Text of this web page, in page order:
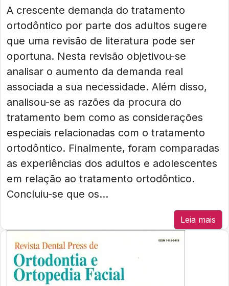
A crescente demanda do tratamento
ortodôntico por parte dos adultos sugere
que uma revisão de literatura pode ser
oportuna. Nesta revisão objetivou-se
analisar o aumento da demanda real
associada a sua necessidade. Além disso,
analisou-se as razões da procura do
tratamento bem como as considerações
especiais relacionadas com o tratamento
ortodôntico. Finalmente, foram comparadas
as experiências dos adultos e adolescentes
em relação ao tratamento ortodôntico.
Concluiu-se que os...
Leia mais